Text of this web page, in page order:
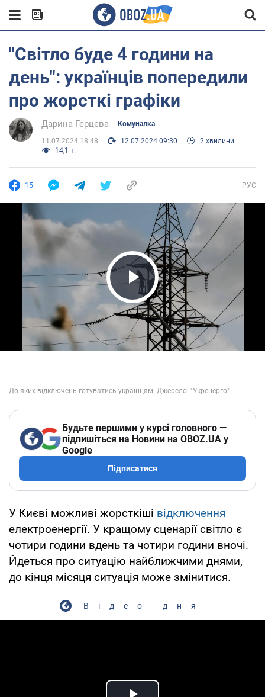
"Світло буде 4 години на
день": українців попередили
про жорсткі графіки
Дарина Герцева Комуналка
11.07.2024 18:48 12.07.2024 09:30
2 хвилини
14,1 т.
15 РУС
Play Video
Будьте першими у курсі головного —
підпишіться на Новини на OBOZ.UA у
Google
Підписатися
У Києві можливі жорсткіші відключення
електроенергії. У кращому сценарії світло є
чотири години вдень та чотири години вночі.
Йдеться про ситуацію найближчими днями,
до кінця місяця ситуація може змінитися.
Відео дня